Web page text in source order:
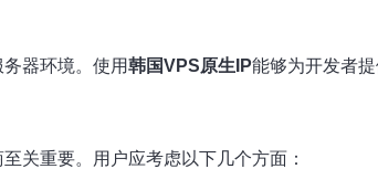
器环境。使用韩国VPS原生IP能够为开发者
关重要。用户应考虑以下几个方面：